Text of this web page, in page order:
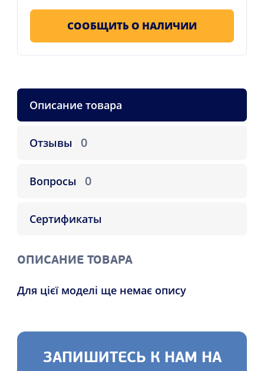
СООБЩИТЬ О НАЛИЧИИ
Описание товара
Отзывы 0
Вопросы 0
Сертификаты
ОПИСАНИЕ ТОВАРА
Для цієї моделі ще немає опису
ЗАПИШИТЕСЬ К НАМ НА